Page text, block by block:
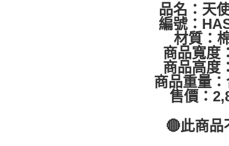
品名：天
編號：
材質：
商品寬度
商品高度
商品重量
售價：
🔴此商品